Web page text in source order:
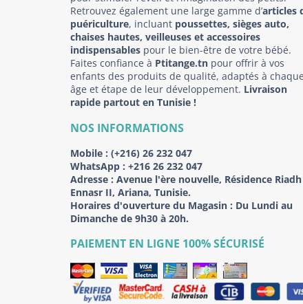
Retrouvez également une large gamme d’articles
puériculture, incluant poussettes, sièges auto,
chaises hautes, veilleuses et accessoires
indispensables pour le bien-être de votre bébé.
Faites confiance à Ptitange.tn pour offrir à vos
enfants des produits de qualité, adaptés à chaque
âge et étape de leur développement. Livraison
rapide partout en Tunisie !
NOS INFORMATIONS
Mobile : (+216) 26 232 047
WhatsApp : +216 26 232 047
Adresse : Avenue l'ère nouvelle, Résidence Riadh
Ennasr II, Ariana, Tunisie.
Horaires d'ouverture du Magasin : Du Lundi au
Dimanche de 9h30 à 20h.
PAIEMENT EN LIGNE 100% SÉCURISÉ